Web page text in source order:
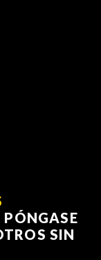
PÓNGASE
SIN